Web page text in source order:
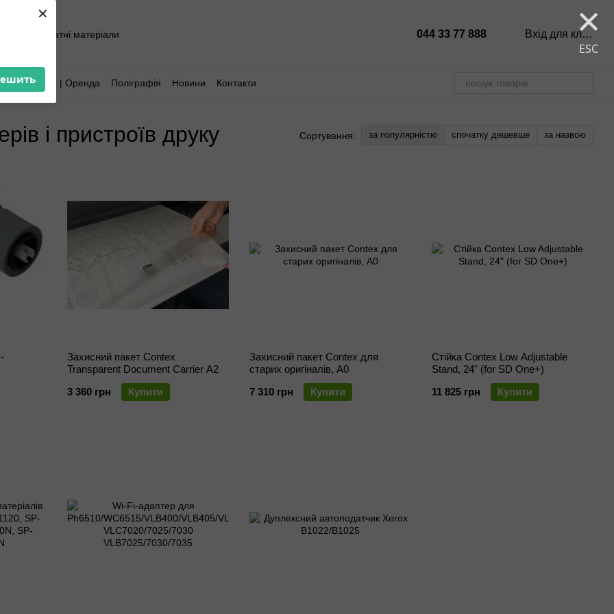
× ×
ESC
та витратні матеріали 044 33 77 888 Вхід для клієнтів
Аутсорсинг | Оренда Поліграфія Новини Контакти
і пристроїв друку Сортування: за популярністю спочатку дешевше за назвою
Захисний пакет Contex
Transparent Document Carrier A2
3 360 грн
Купити
Захисний пакет Contex для
старих оригіналів, A0
7 310 грн
Купити
Стійка Contex Low Adjustable
Stand, 24" (for SD One+)
11 825 грн
Купити